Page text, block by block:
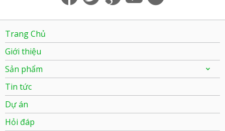
Trang Chủ
Giới thiệu
Sản phẩm
Tin tức
Dự án
Hỏi đáp